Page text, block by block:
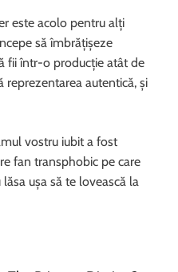
este acolo pentru alți
să îmbrățișeze
fii într-o producție atât de
reprezentarea autentică, și
vostru iubit a fost
fan transphobic pe care
ușa să te lovească la